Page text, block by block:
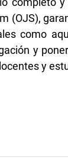
(OJS),
como
y
y